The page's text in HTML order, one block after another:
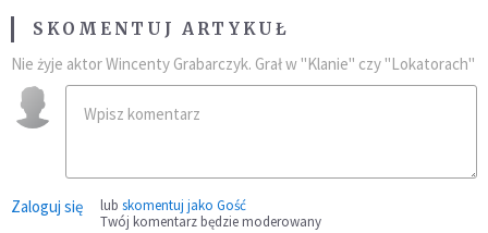
SKOMENTUJ ARTYKUŁ
Nie żyje aktor Wincenty Grabarczyk. Grał w "Klanie" czy "Lokatorach"
Zaloguj się lub skomentuj jako Gość
Twój komentarz będzie moderowany